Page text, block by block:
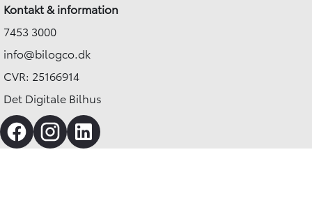
Kontakt & information
7453 3000
info@bilogco.dk
CVR: 25166914
Det Digitale Bilhus